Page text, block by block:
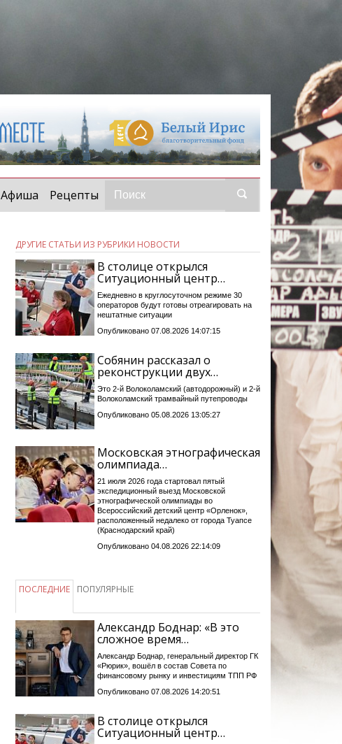
Афиша Рецепты
ДРУГИЕ СТАТЬИ ИЗ РУБРИКИ НОВОСТИ
В столице открылся
Ситуационный центр…
Ежедневно в круглосуточном режиме 30
операторов будут готовы отреагировать на
нештатные ситуации
Опубликовано 07.08.2026 14:07:15
Собянин рассказал о
реконструкции двух…
Это 2-й Волоколамский (автодорожный) и 2-й
Волоколамский трамвайный путепроводы
Опубликовано 05.08.2026 13:05:27
Московская этнографическая
олимпиада…
21 июля 2026 года стартовал пятый
экспедиционный выезд Московской
этнографической олимпиады во
Всероссийский детский центр «Орленок»,
расположенный недалеко от города Туапсе
(Краснодарский край)
Опубликовано 04.08.2026 22:14:09
ПОСЛЕДНИЕ ПОПУЛЯРНЫЕ
Александр Боднар: «В это
сложное время…
Александр Боднар, генеральный директор ГК
«Рюрик», вошёл в состав Совета по
финансовому рынку и инвестициям ТПП РФ
Опубликовано 07.08.2026 14:20:51
В столице открылся
Ситуационный центр…